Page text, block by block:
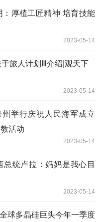
：厚植工匠精神 培育技能
2023-05-14
旅人计划Ⅲ介绍|观天下
2023-05-14
州举行庆祝人民海军成立
活动
2023-05-14
总统卢拉：妈妈是我心目
2023-05-14
球多晶硅巨头今年一季度